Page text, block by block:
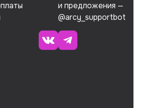
и предложения —
@arcy_supportbot